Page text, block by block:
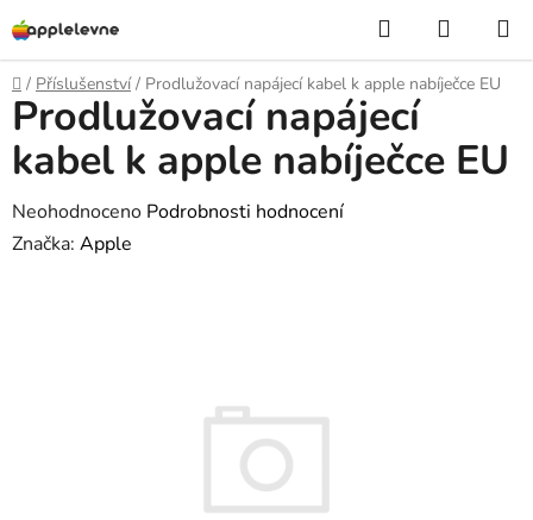
na
obsah
Hledat
KOŠÍK
Domů
/ Příslušenství / Prodlužovací napájecí kabel k apple nabíječce EU
Prodlužovací napájecí
kabel k apple nabíječce EU
Průměrné
hodnocení
Neohodnoceno Podrobnosti hodnocení
Značka: Apple